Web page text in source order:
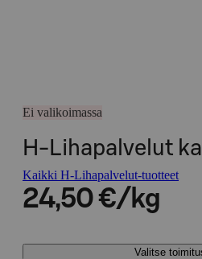
Ei valikoimassa
H-Lihapalvelut
Kaikki H-Lihapalvelut-tuotteet
24,50 €/kg
Valitse